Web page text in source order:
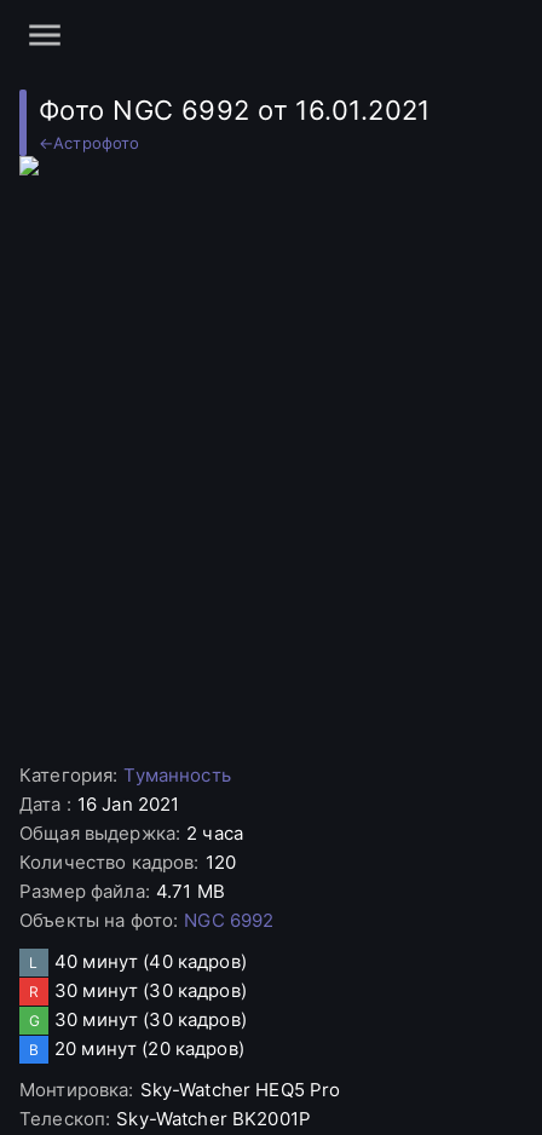
Фото NGC 6992 от 16.01.2021
←Астрофото
Категория: Туманность
Дата : 16 Jan 2021
Общая выдержка: 2 часа
Количество кадров: 120
Размер файла: 4.71 MB
Объекты на фото: NGC 6992
L 40 минут (40 кадров)
R 30 минут (30 кадров)
G 30 минут (30 кадров)
B 20 минут (20 кадров)
Монтировка: Sky-Watcher HEQ5 Pro
Телескоп: Sky-Watcher BK2001P